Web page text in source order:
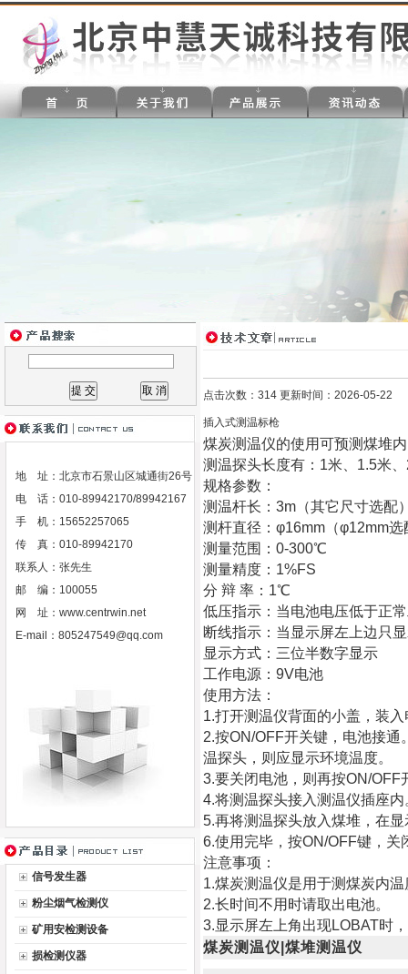
地 址：北京市石景山区城通街26号
电 话：010-89942170/89942167
手 机：15652257065
传 真：010-89942170
联系人：张先生
邮 编：100055
网 址： www.centrwin.net
E-mail： 805247549@qq.com
信号发生器
粉尘烟气检测仪
矿用安检测设备
损检测仪器
点击次数：314 更新时间：2026-05-22
插入式测温标枪
煤炭测温仪的使用可预测煤堆
测温探头长度有：1米、1.5米
规格参数：
测温杆长：3m（其它尺寸选配
测杆直径：φ16mm（φ12mm选
测量范围：0-300℃
测量精度：1%FS
分 辩 率：1℃
低压指示：当电池电压低于正
断线指示：当显示屏左上边只
显示方式：三位半数字显示
工作电源：9V电池
使用方法：
1.打开测温仪背面的小盖，装入
2.按ON/OFF开关键，电池接
温探头，则应显示环境温度。
3.要关闭电池，则再按ON/OFF
4.将测温探头接入测温仪插座内
5.再将测温探头放入煤堆，在
6.使用完毕，按ON/OFF键，关
注意事项：
1.煤炭测温仪是用于测煤炭内
2.长时间不用时请取出电池。
3.显示屏左上角出现LOBAT时
煤炭测温仪|煤堆测温仪